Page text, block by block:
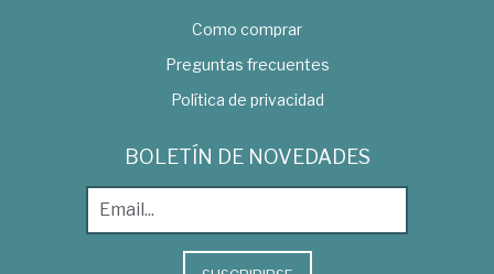
Como comprar
Preguntas frecuentes
Política de privacidad
BOLETÍN DE NOVEDADES